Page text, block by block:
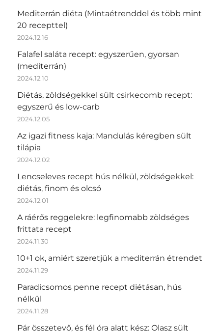
Mediterrán diéta (Mintaétrenddel és több mint
20 recepttel)
2024.12.16
Falafel saláta recept: egyszerűen, gyorsan
(mediterrán)
2024.12.10
Diétás, zöldségekkel sült csirkecomb recept:
egyszerű és low-carb
2024.12.05
Az igazi fitness kaja: Mandulás kéregben sült
tilápia
2024.12.02
Lencseleves recept hús nélkül, zöldségekkel:
diétás, finom és olcsó
2024.12.01
A ráérős reggelekre: legfinomabb zöldséges
frittata recept
2024.11.30
10+1 ok, amiért szeretjük a mediterrán étrendet
2024.11.29
Paradicsomos penne recept diétásan, hús
nélkül
2024.11.28
Pár összetevő, és fél óra alatt kész: Olasz sült